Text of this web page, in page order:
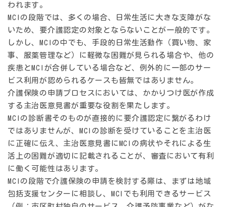
われます。
MCIの段階では、多くの場合、日常生活に大きな支障がな
いため、 要介護認定の対象とならないことが一般的です。
しかし、MCIの中でも、手段的日常生活動作（買い物、家
事、服薬管理など）に軽微な困難が見られる場合や、他の
疾患とMCIが合併している場合など、例外的に一部のサー
ビス利用が認められるケースも皆無ではありません。
介護保険の申請プロセスにおいては、かかりつけ医が作成
する 主治医意見書が重要な役割を果たします。
MCIの診断書そのものが直接的に要介護認定に繋がるわけ
ではありませんが、MCIの診断を受けていることを主治医
に正確に伝え、主治医意見書にMCIの病状やそれによる生
活上の困難が適切に記載されることが、審査において有利
に働く可能性はあります。
MCIの段階で介護保険の申請を検討する際は、まずは地域
包括支援センターに相談し、MCIでも利用できるサービス